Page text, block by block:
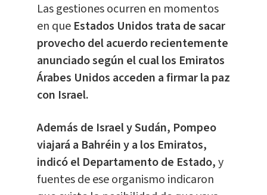
Las gestiones ocurren en momentos
en que Estados Unidos trata de sacar
provecho del acuerdo recientemente
anunciado según el cual los Emiratos
Árabes Unidos acceden a firmar la paz
con Israel.
Además de Israel y Sudán, Pompeo
viajará a Bahréin y a los Emiratos,
indicó el Departamento de Estado,y
fuentes de ese organismo indicaron